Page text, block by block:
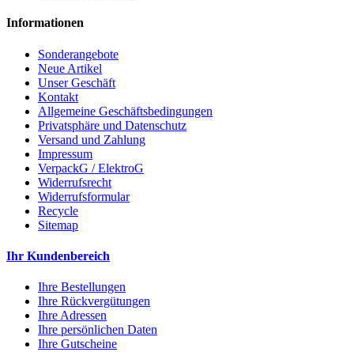
Informationen
Sonderangebote
Neue Artikel
Unser Geschäft
Kontakt
Allgemeine Geschäftsbedingungen
Privatsphäre und Datenschutz
Versand und Zahlung
Impressum
VerpackG / ElektroG
Widerrufsrecht
Widerrufsformular
Recycle
Sitemap
Ihr Kundenbereich
Ihre Bestellungen
Ihre Rückvergütungen
Ihre Adressen
Ihre persönlichen Daten
Ihre Gutscheine